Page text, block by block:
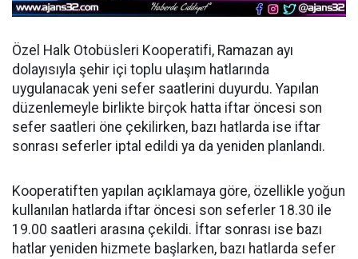
Özel Halk Otobüsleri Kooperatifi, Ramazan ayı
dolayısıyla şehir içi toplu ulaşım hatlarında
uygulanacak yeni sefer saatlerini duyurdu. Yapılan
düzenlemeyle birlikte birçok hatta iftar öncesi son
sefer saatleri öne çekilirken, bazı hatlarda ise iftar
sonrası seferler iptal edildi ya da yeniden planlandı.
Kooperatiften yapılan açıklamaya göre, özellikle yoğun
kullanılan hatlarda iftar öncesi son seferler 18.30 ile
19.00 saatleri arasına çekildi. İftar sonrası ise bazı
hatlar yeniden hizmete başlarken, bazı hatlarda sefer